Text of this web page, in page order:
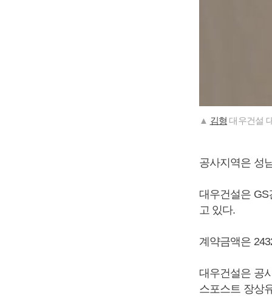
▲ 김형 대우건설
공사지역은 성
대우건설은
고 있다.
계약금액은
대우건설은 공
스포스트 장상